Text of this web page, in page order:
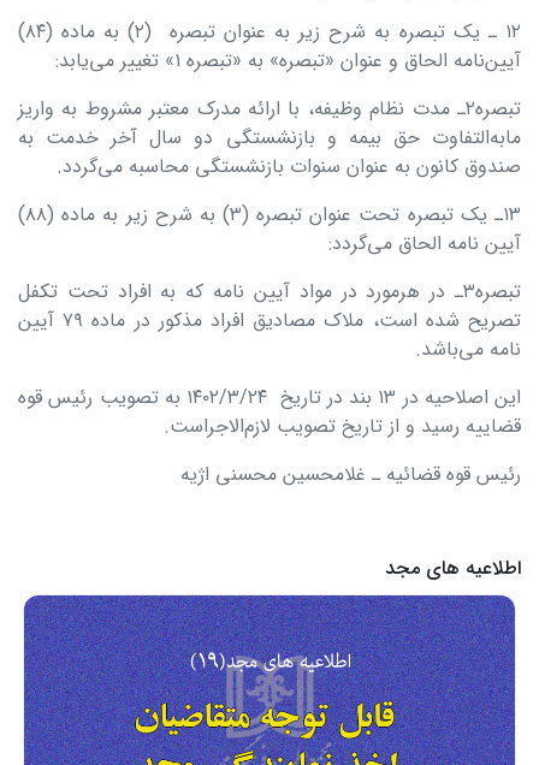
۱۲ ـ یک تبصره به شرح زیر به عنوان تبصره (۲) به ماده (۸۴)
آیین‌نامه الحاق و عنوان «تبصره» به «تبصره ۱» تغییر می‌یابد:
تبصره۲ـ مدت نظام وظیفه، با ارائه مدرک معتبر مشروط به واریز
مابه‌التفاوت حق بیمه و بازنشستگی دو سال آخر خدمت به
صندوق کانون به عنوان سنوات بازنشستگی محاسبه می‌گردد.
۱۳ـ یک تبصره تحت عنوان تبصره (۳) به شرح زیر به ماده (۸۸)
آیین نامه الحاق می‌گردد:
تبصره۳ـ در هرمورد در مواد آیین نامه که به افراد تحت تکفل
تصریح شده است، ملاک مصادیق افراد مذکور در ماده ۷۹ آیین
نامه می‌باشد.
این اصلاحیه در ۱۳ بند در تاریخ ۱۴۰۲/۳/۲۴ به تصویب رئیس قوه
قضاییه رسید و از تاریخ تصویب لازم‌الاجراست.
رئیس قوه قضائیه ـ غلامحسین محسنی اژیه
اطلاعیه های مجد